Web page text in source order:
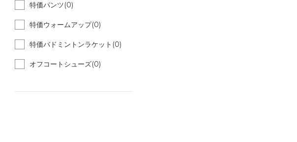
特価パンツ(0)
特価ウォームアップ(0)
特価バドミントンラケット(0)
オフコートシューズ(0)